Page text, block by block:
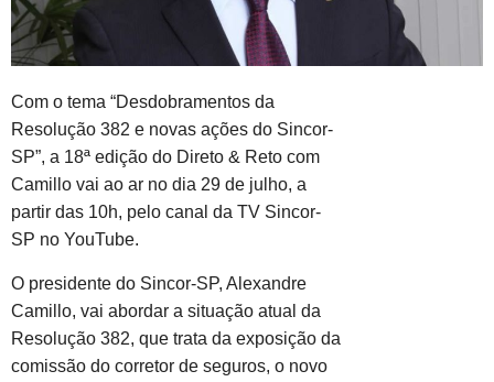
Com o tema “Desdobramentos da
Resolução 382 e novas ações do Sincor-
SP”, a 18ª edição do Direto & Reto com
Camillo vai ao ar no dia 29 de julho, a
partir das 10h, pelo canal da TV Sincor-
SP no YouTube.
O presidente do Sincor-SP, Alexandre
Camillo, vai abordar a situação atual da
Resolução 382, que trata da exposição da
comissão do corretor de seguros, o novo